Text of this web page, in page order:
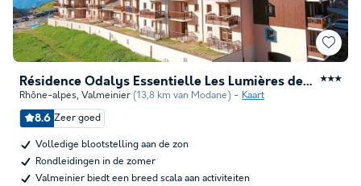
Résidence Odalys Essentielle Les Lumières de Neige ★★★
Rhône-alpes, Valmeinier (13,8 km van Modane) Kaart
8.6 Zeer goed
Volledige blootstelling aan de zon
Rondleidingen in de zomer
Valmeinier biedt een breed scala aan activiteiten